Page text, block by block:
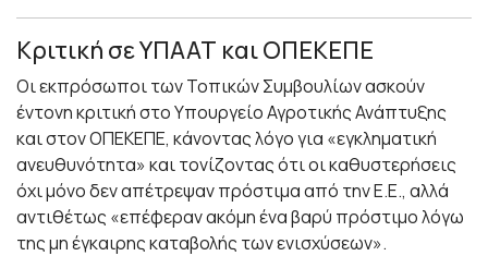
Κριτική σε ΥΠΑΑΤ και ΟΠΕΚΕΠΕ
Οι εκπρόσωποι των Τοπικών Συμβουλίων ασκούν
έντονη κριτική στο Υπουργείο Αγροτικής Ανάπτυξης
και στον ΟΠΕΚΕΠΕ, κάνοντας λόγο για «εγκληματική
ανευθυνότητα» και τονίζοντας ότι οι καθυστερήσεις
όχι μόνο δεν απέτρεψαν πρόστιμα από την Ε.Ε., αλλά
αντιθέτως «επέφεραν ακόμη ένα βαρύ πρόστιμο λόγω
της μη έγκαιρης καταβολής των ενισχύσεων».